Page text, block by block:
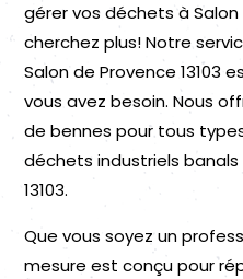
gérer vos déchets à Salon
cherchez plus! Notre
Salon de Provence 13103
vous avez besoin. Nous
de bennes pour tous
déchets industriels banals
13103.
Que vous soyez un
mesure est conçu pour